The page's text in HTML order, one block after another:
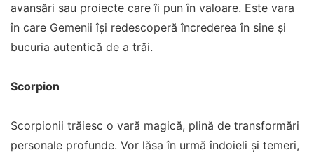
avansări sau proiecte care îi pun în valoare. Este vara
în care Gemenii își redescoperă încrederea în sine și
bucuria autentică de a trăi.
Scorpion
Scorpionii trăiesc o vară magică, plină de transformări
personale profunde. Vor lăsa în urmă îndoieli și temeri,